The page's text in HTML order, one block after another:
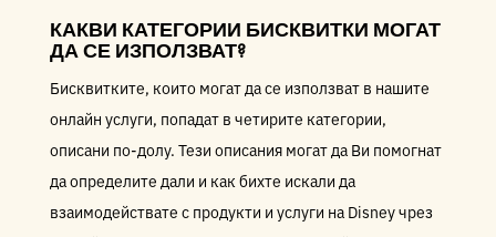
КАКВИ КАТЕГОРИИ БИСКВИТКИ МОГАТ
ДА СЕ ИЗПОЛЗВАТ?
Бисквитките, които могат да се използват в нашите
онлайн услуги, попадат в четирите категории,
описани по-долу. Тези описания могат да Ви помогнат
да определите дали и как бихте искали да
взаимодействате с продукти и услуги на Disney чрез